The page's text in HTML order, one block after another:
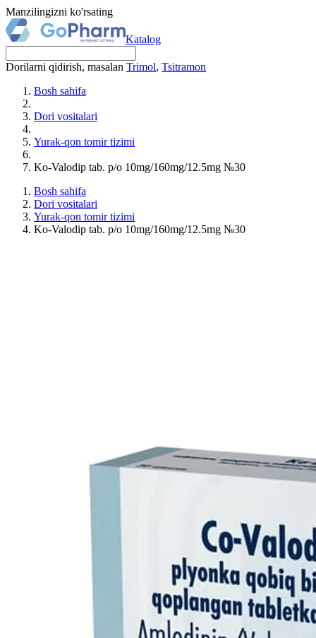
Manzilingizni ko'rsating
Katalog
Dorilarni qidirish, masalan Trimol, Tsitramon
Bosh sahifa
Dori vositalari
Yurak-qon tomir tizimi
Ko-Valodip tab. p/o 10mg/160mg/12.5mg №30
Bosh sahifa
Dori vositalari
Yurak-qon tomir tizimi
Ko-Valodip tab. p/o 10mg/160mg/12.5mg №30